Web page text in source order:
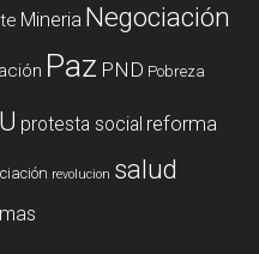
Mineria Negociación
Paz PND Pobreza
protesta social reforma
revolucion salud